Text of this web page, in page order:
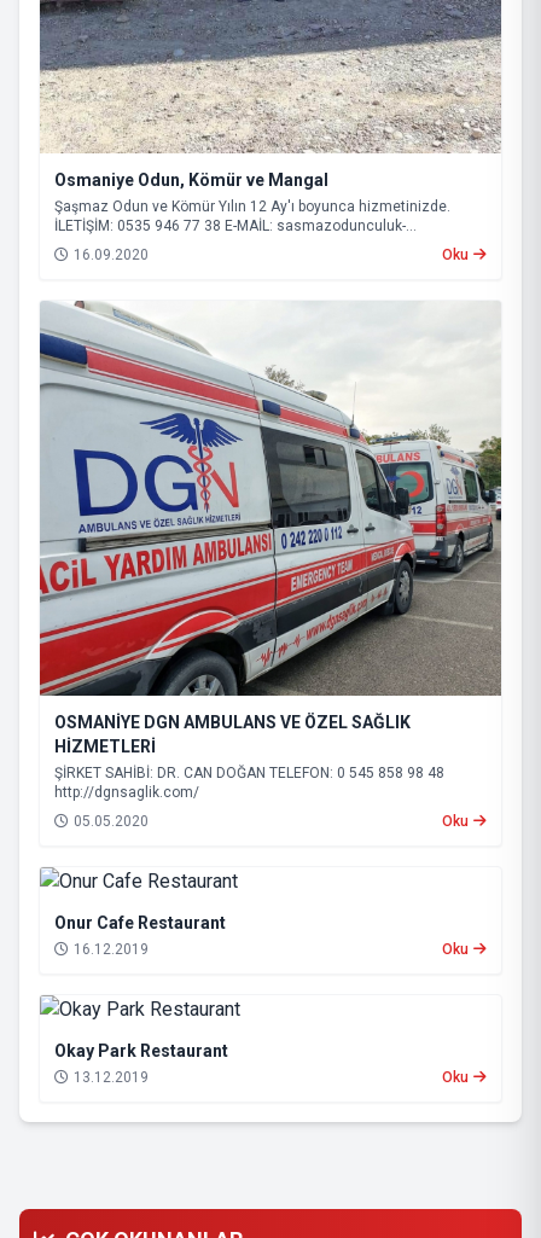
Osmaniye Odun, Kömür ve Mangal
Şaşmaz Odun ve Kömür Yılın 12 Ay'ı boyunca hizmetinizde.
İLETİŞİM: 0535 946 77 38 E-MAİL: sasmazodunculuk-
serik@hotmail.com
16.09.2020 Oku
OSMANİYE DGN AMBULANS VE ÖZEL SAĞLIK
HİZMETLERİ
ŞİRKET SAHİBİ: DR. CAN DOĞAN TELEFON: 0 545 858 98 48
http://dgnsaglik.com/
05.05.2020
Oku
Onur Cafe Restaurant
16.12.2019 Oku
Okay Park Restaurant
13.12.2019 Oku